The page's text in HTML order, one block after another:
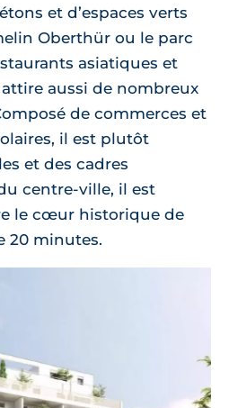
et d’espaces verts
Oberthür ou le parc
asiatiques et
aussi de nombreux
de commerces et
il est plutôt
et des cadres
centre-ville, il est
le cœur historique de
20 minutes.